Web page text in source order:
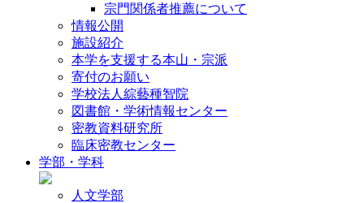
宗門関係者推薦について
情報公開
施設紹介
本学を支援する本山・宗派
寄付のお願い
学校法人綜藝種智院
図書館・学術情報センター
密教資料研究所
臨床密教センター
学部・学科
人文学部